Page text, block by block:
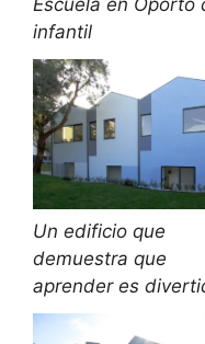
Escuela en Oporto
infantil
Un edificio que
demuestra que
aprender es